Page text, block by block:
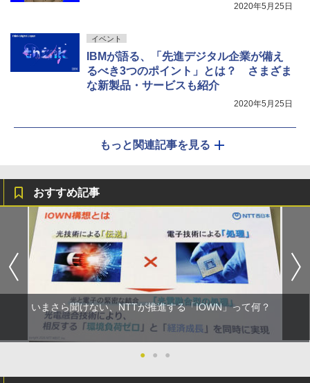
2020年5月25日
イベント
IBMが語る、「先進デジタル企業が備え
るべき3つのポイント」とは？ さまざま
な新製品・サービスも紹介
2020年5月25日
もっと関連記事を見る
おすすめ記事
いまさら聞けない、NTTが推進する「IOWN」って何？
● ● ●